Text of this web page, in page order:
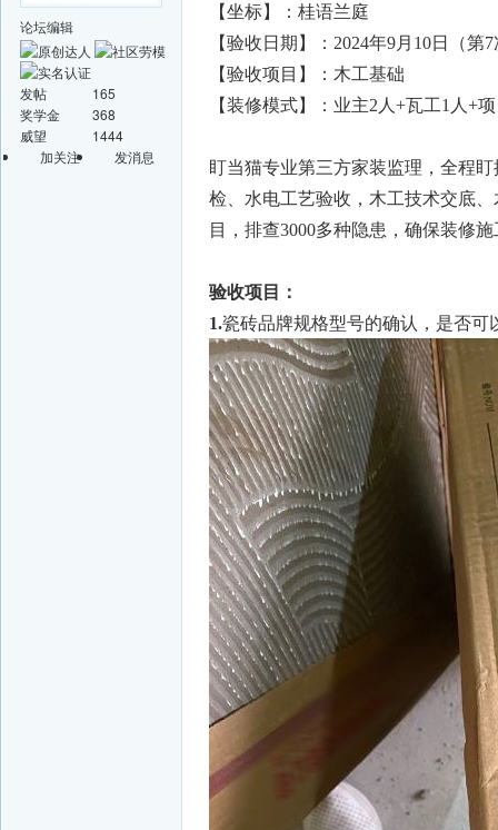
论坛编辑
发帖
165
奖学金
368
威望
1444
加关注
发消息
【坐标】：桂语兰庭
【验收日期】：2024年9月10日（第
【验收项目】：木工基础
【装修模式】：业主2人+瓦工1人+
盯当猫专业第三方家装监理，全程
检、水电工艺验收，木工技术交底
目，排查3000多种隐患，确保装修
验收项目：
1.瓷砖品牌规格型号的确认，是否可